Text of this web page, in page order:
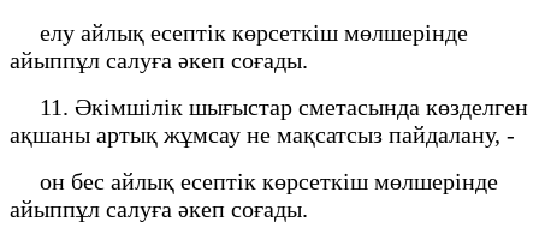
елу айлық есептік көрсеткіш мөлшерінде
айыппұл салуға әкеп соғады.
11. Әкімшілік шығыстар сметасында көзделген
ақшаны артық жұмсау не мақсатсыз пайдалану, -
он бес айлық есептік көрсеткіш мөлшерінде
айыппұл салуға әкеп соғады.